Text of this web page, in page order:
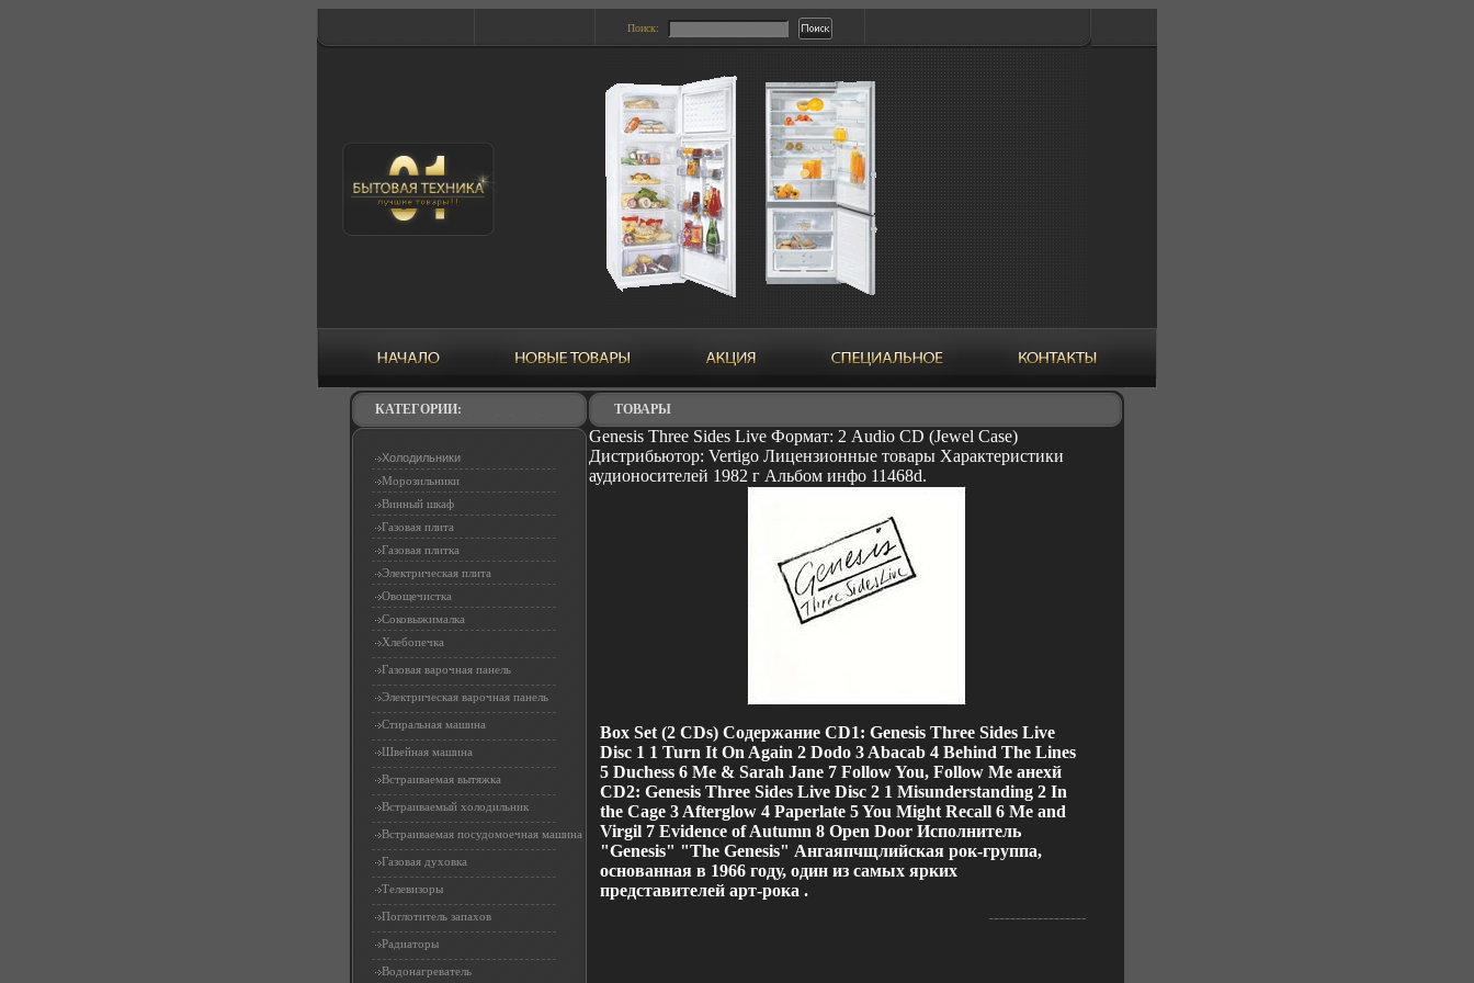
Поиск:
КАТЕГОРИИ:
Холодильники
Морозильники
Винный шкаф
Газовая плита
Газовая плитка
Электрическая плита
Овощечистка
Соковыжималка
Хлебопечка
Газовая варочная панель
Электрическая варочная панель
Стиральная машина
Швейная машина
Встраиваемая вытяжка
Встраиваемый холодильник
Встраиваемая посудомоечная машина
Газовая духовка
Телевизоры
Поглотитель запахов
Радиаторы
Водонагреватель
ТОВАРЫ
Genesis Three Sides Live Формат: 2 Audio CD (Jewel Case)
Дистрибьютор: Vertigo Лицензионные товары Характеристики
аудионосителей 1982 г Альбом инфо 11468d.
Box Set (2 CDs) Содержание CD1: Genesis Three Sides Live
Disc 1 1 Turn It On Again 2 Dodo 3 Abacab 4 Behind The Lines
5 Duchess 6 Me & Sarah Jane 7 Follow You, Follow Me анехй
CD2: Genesis Three Sides Live Disc 2 1 Misunderstanding 2 In
the Cage 3 Afterglow 4 Paperlate 5 You Might Recall 6 Me and
Virgil 7 Evidence of Autumn 8 Open Door Исполнитель
"Genesis" "The Genesis" Ангаяпчщлийская рок-группа,
основанная в 1966 году, один из самых ярких
представителей арт-рока .